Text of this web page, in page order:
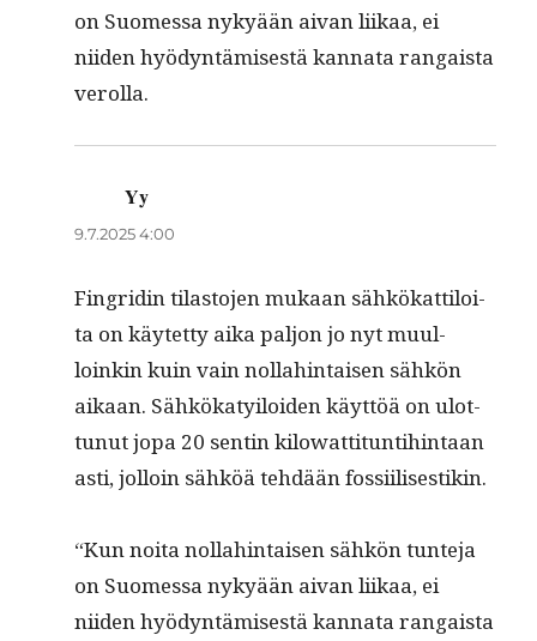
on Suomes­sa nykyään aivan liikaa, ei
niiden hyö­dyn­tämis­es­tä kan­na­ta ran­gaista
verolla.
Yy
9.7.2025 4:00
Fin­gridin tilas­to­jen mukaan sähkökat­tiloi­
ta on käytet­ty aika paljon jo nyt muul­
loinkin kuin vain nol­lahin­taisen sähkön
aikaan. Sähkökaty­iloiden käyt­töä on ulot­
tunut jopa 20 sentin kilo­wat­ti­tun­ti­hin­taan
asti, jol­loin sähköä tehdään fossiilisestikin.
“Kun noi­ta nol­lahin­taisen sähkön tun­te­ja
on Suomes­sa nykyään aivan liikaa, ei
niiden hyö­dyn­tämis­es­tä kan­na­ta ran­gaista